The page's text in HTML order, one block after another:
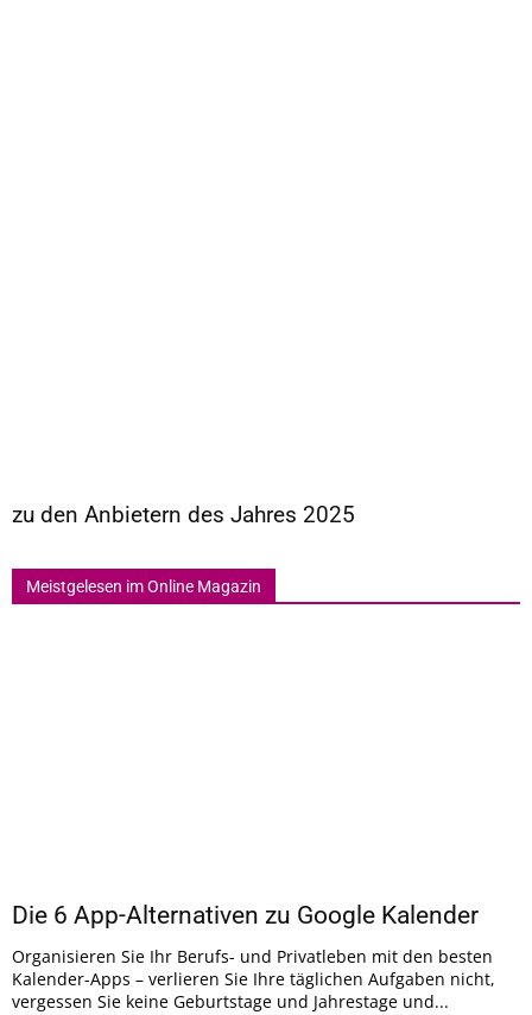
zu den Anbietern des Jahres 2025
Meistgelesen im Online Magazin
Die 6 App-Alternativen zu Google Kalender
Organisieren Sie Ihr Berufs- und Privatleben mit den besten
Kalender-Apps – verlieren Sie Ihre täglichen Aufgaben nicht,
vergessen Sie keine Geburtstage und Jahrestage und...